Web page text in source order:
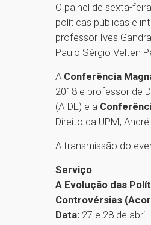
O painel de sexta-
políticas públicas e
professor Ives
Paulo Sérgio Velten
A Conferência
2018 e professor de
(AIDE) e a
Direito da UPM,
A transmissão do
Serviço
A Evolução das
Controvérsias
Data: 27 e 28 de abril